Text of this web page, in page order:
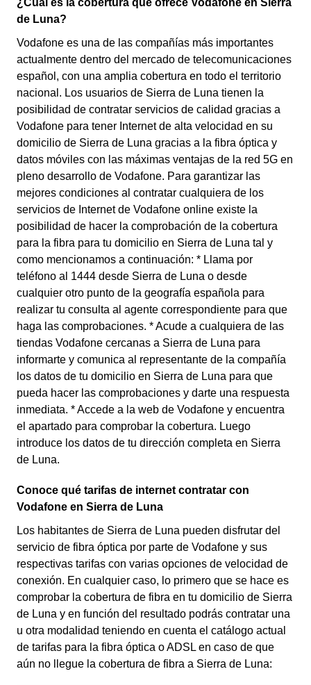
¿Cuál es la cobertura que ofrece Vodafone en Sierra
de Luna?
Vodafone es una de las compañías más importantes
actualmente dentro del mercado de telecomunicaciones
español, con una amplia cobertura en todo el territorio
nacional. Los usuarios de Sierra de Luna tienen la
posibilidad de contratar servicios de calidad gracias a
Vodafone para tener Internet de alta velocidad en su
domicilio de Sierra de Luna gracias a la fibra óptica y
datos móviles con las máximas ventajas de la red 5G en
pleno desarrollo de Vodafone. Para garantizar las
mejores condiciones al contratar cualquiera de los
servicios de Internet de Vodafone online existe la
posibilidad de hacer la comprobación de la cobertura
para la fibra para tu domicilio en Sierra de Luna tal y
como mencionamos a continuación: * Llama por
teléfono al 1444 desde Sierra de Luna o desde
cualquier otro punto de la geografía española para
realizar tu consulta al agente correspondiente para que
haga las comprobaciones. * Acude a cualquiera de las
tiendas Vodafone cercanas a Sierra de Luna para
informarte y comunica al representante de la compañía
los datos de tu domicilio en Sierra de Luna para que
pueda hacer las comprobaciones y darte una respuesta
inmediata. * Accede a la web de Vodafone y encuentra
el apartado para comprobar la cobertura. Luego
introduce los datos de tu dirección completa en Sierra
de Luna.
Conoce qué tarifas de internet contratar con
Vodafone en Sierra de Luna
Los habitantes de Sierra de Luna pueden disfrutar del
servicio de fibra óptica por parte de Vodafone y sus
respectivas tarifas con varias opciones de velocidad de
conexión. En cualquier caso, lo primero que se hace es
comprobar la cobertura de fibra en tu domicilio de Sierra
de Luna y en función del resultado podrás contratar una
u otra modalidad teniendo en cuenta el catálogo actual
de tarifas para la fibra óptica o ADSL en caso de que
aún no llegue la cobertura de fibra a Sierra de Luna: